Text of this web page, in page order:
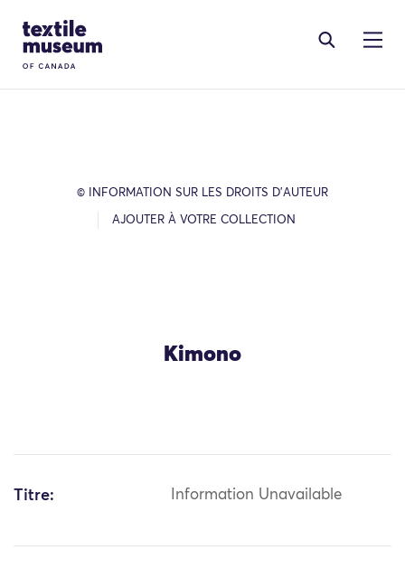
Site Logo
© INFORMATION SUR LES DROITS D’AUTEUR
AJOUTER À VOTRE COLLECTION
Kimono
Titre: Information Unavailable